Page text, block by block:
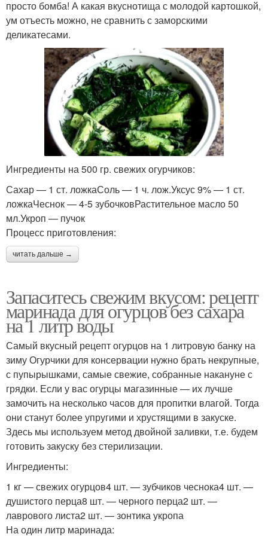
просто бомба! А какая вкуснотища с молодой картошкой,
ум отъесть можно, не сравнить с заморскими
деликатесами.
Ингредиенты на 500 гр. свежих огурчиков:
Сахар — 1 ст. ложкаСоль — 1 ч. лож.Уксус 9% — 1 ст.
ложкаЧеснок — 4-5 зубочковРастительное масло 50
мл.Укроп — пучок
Процесс приготовления:
читать дальше →
Запаситесь свежим вкусом: рецепт
маринада для огурцов без сахара
на 1 литр воды
Самый вкусный рецепт огурцов на 1 литровую банку на
зиму Огурчики для консервации нужно брать некрупные,
с пупырышками, самые свежие, собранные накануне с
грядки. Если у вас огурцы магазинные — их лучше
замочить на несколько часов для пропитки влагой. Тогда
они станут более упругими и хрустящими в закуске.
Здесь мы используем метод двойной заливки, т.е. будем
готовить закуску без стерилизации.
Ингредиенты:
1 кг — свежих огурцов4 шт. — зубчиков чеснока4 шт. —
душистого перца8 шт. — черного перца2 шт. —
лаврового листа2 шт. — зонтика укропа
На один литр маринада: